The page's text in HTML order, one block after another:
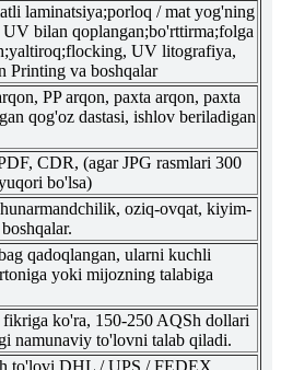
laminatsiya;porloq / mat yog'ning
bilan qoplangan;bo'rttirma;folga
UV litografiya,
Printing va boshqalar
PP arqon, paxta arqon, paxta
qog'oz dastasi, ishlov beriladigan
CDR, (agar JPG rasmlari 300
bo'lsa)
oziq-ovqat, kiyim-
qadoqlangan, ularni kuchli
yoki mijozning talabiga
ko'ra, 150-250 AQSh dollari
namunaviy to'lovni talab qiladi.
to'lovi DHL / UPS / FEDEX